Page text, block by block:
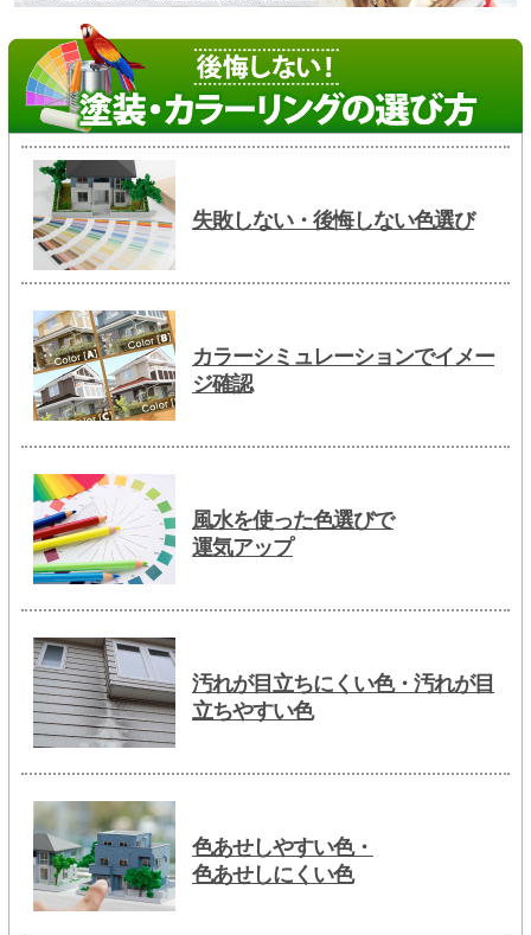
失敗しない・後悔しない色選び
カラーシミュレーションでイメー
ジ確認
風水を使った色選びで
運気アップ
汚れが目立ちにくい色・汚れが目
立ちやすい色
色あせしやすい色・
色あせしにくい色